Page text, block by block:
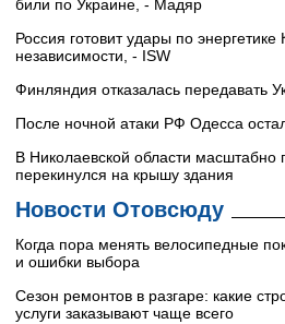
били по Украине, - Мадяр
Россия готовит удары по
независимости, - ISW
Финляндия отказалась передавать
После ночной атаки РФ Одесса
В Николаевской области масштабно
перекинулся на крышу здания
Новости Отовсюду
Когда пора менять велосипедные
и ошибки выбора
Сезон ремонтов в разгаре: какие
услуги заказывают чаще всего